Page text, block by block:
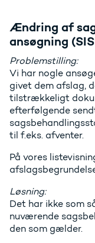
Ændring af
ansøgning
Problemstilling:
Vi har nogle
givet dem afslag,
tilstrækkeligt
efterfølgende
til f.eks. afventer.
På vores
Løsning:
Det har ikke som
nuværende
den som gælder.